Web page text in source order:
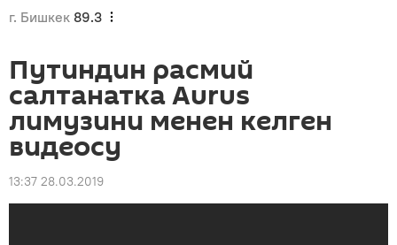
г. Бишкек 89.3
Путиндин расмий
салтанатка Aurus
лимузини менен келген
видеосу
13:37 28.03.2019